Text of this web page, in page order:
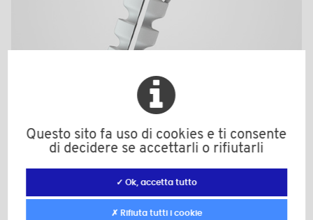
Questo sito fa uso di cookies e ti consente
di decidere se accettarli o rifiutarli
✓ Ok, accetta tutto
✗ Rifiuta tutti i cookie